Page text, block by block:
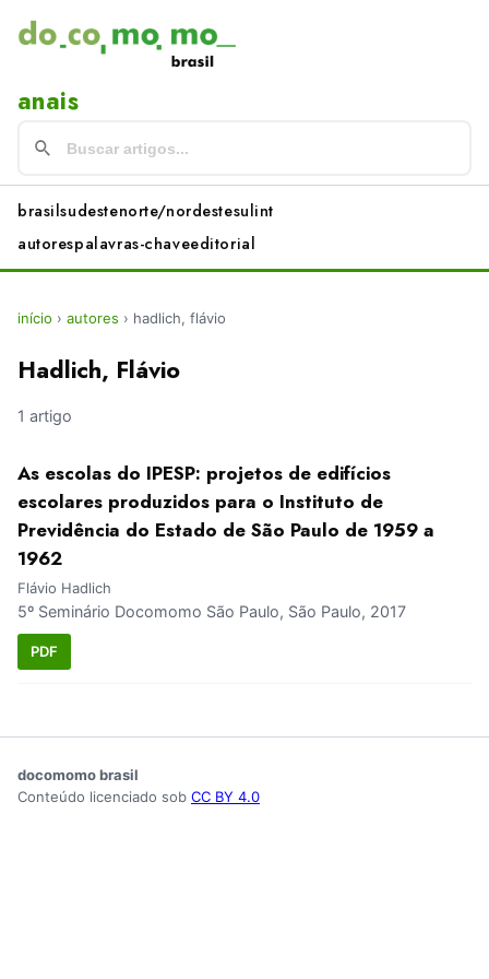
anais
brasilsudestenorte/nordestesulint
autorespalavras-chaveeditorial
início › autores › hadlich, flávio
Hadlich, Flávio
1 artigo
As escolas do IPESP: projetos de edifícios
escolares produzidos para o Instituto de
Previdência do Estado de São Paulo de 1959 a
1962
Flávio Hadlich
5º Seminário Docomomo São Paulo, São Paulo, 2017
PDF
docomomo brasil
Conteúdo licenciado sob CC BY 4.0